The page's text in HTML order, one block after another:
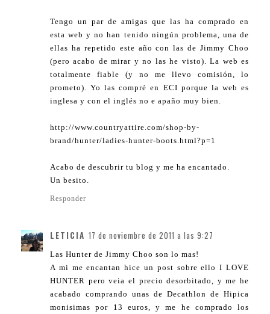
Tengo un par de amigas que las ha comprado en
esta web y no han tenido ningún problema, una de
ellas ha repetido este año con las de Jimmy Choo
(pero acabo de mirar y no las he visto). La web es
totalmente fiable (y no me llevo comisión, lo
prometo). Yo las compré en ECI porque la web es
inglesa y con el inglés no e apaño muy bien.
http://www.countryattire.com/shop-by-
brand/hunter/ladies-hunter-boots.html?p=1
Acabo de descubrir tu blog y me ha encantado.
Un besito.
Responder
LETICIA 17 de noviembre de 2011 a las 9:27
Las Hunter de Jimmy Choo son lo mas!
A mi me encantan hice un post sobre ello I LOVE
HUNTER pero veia el precio desorbitado, y me he
acabado comprando unas de Decathlon de Hipica
monisimas por 13 euros, y me he comprado los